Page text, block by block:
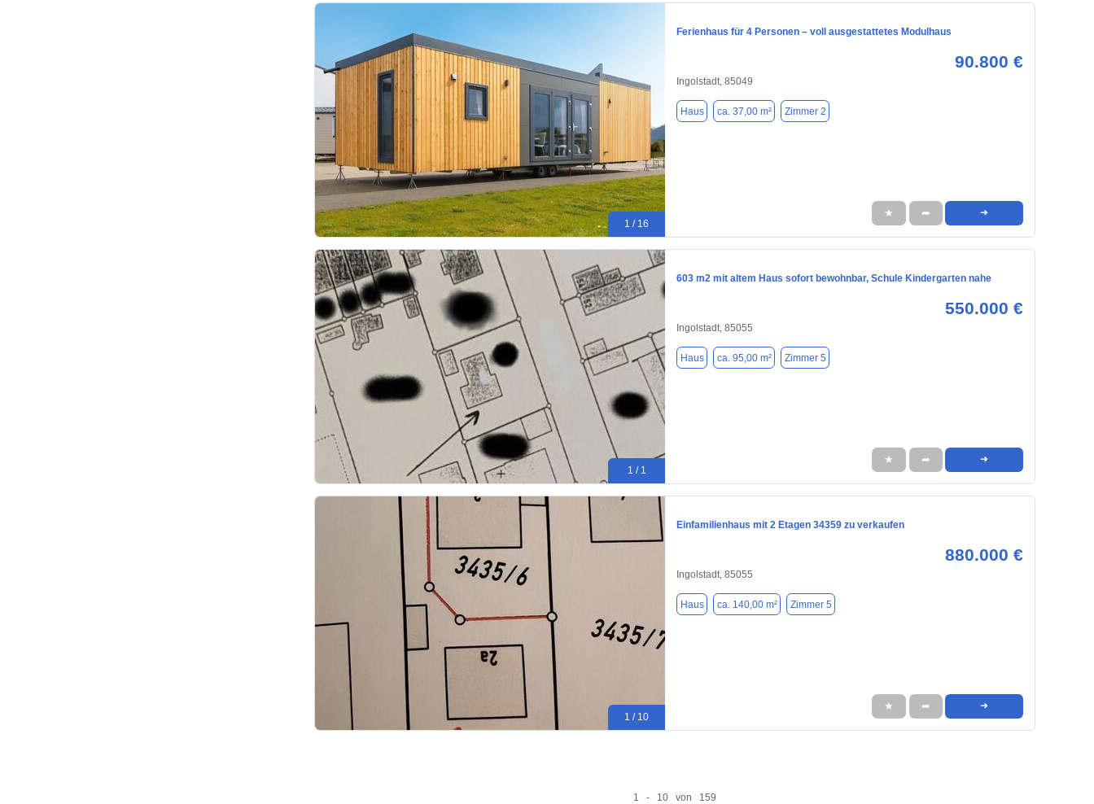
1 / 16
Ferienhaus für 4 Personen – voll ausgestattetes Modulhaus
90.800 €
Ingolstadt, 85049
Haus ca. 37,00 m² Zimmer 2
★ ➦ ➜
1 / 1
603 m2 mit altem Haus sofort bewohnbar, Schule Kindergarten nahe
550.000 €
Ingolstadt, 85055
Haus ca. 95,00 m² Zimmer 5
★ ➦ ➜
1 / 10
Einfamilienhaus mit 2 Etagen 34359 zu verkaufen
880.000 €
Ingolstadt, 85055
Haus ca. 140,00 m² Zimmer 5
★ ➦ ➜
1 - 10 von 159